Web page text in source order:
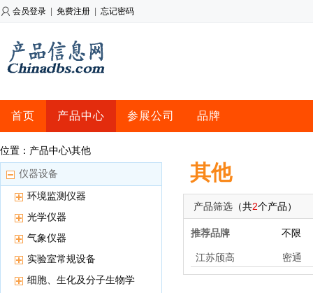
会员登录 免费注册 忘记密码
首页 产品中心 参展公司 品牌
位置：产品中心\其他
仪器设备
环境监测仪器
光学仪器
气象仪器
实验室常规设备
细胞、生化及分子生物学
其他
产品筛选 （共2个产品）
推荐品牌 不限
江苏颀高 密通